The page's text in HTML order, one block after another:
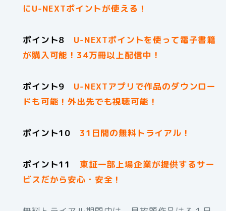
にU-NEXTポイントが使える！
ポイント8 U-NEXTポイントを使って電子書籍
が購入可能！34万冊以上配信中！
ポイント9 U-NEXTアプリで作品のダウンロー
ドも可能！外出先でも視聴可能！
ポイント10 31日間の無料トライアル！
ポイント11
東証一部上場企業が提供するサー
ビスだから安心・安全！